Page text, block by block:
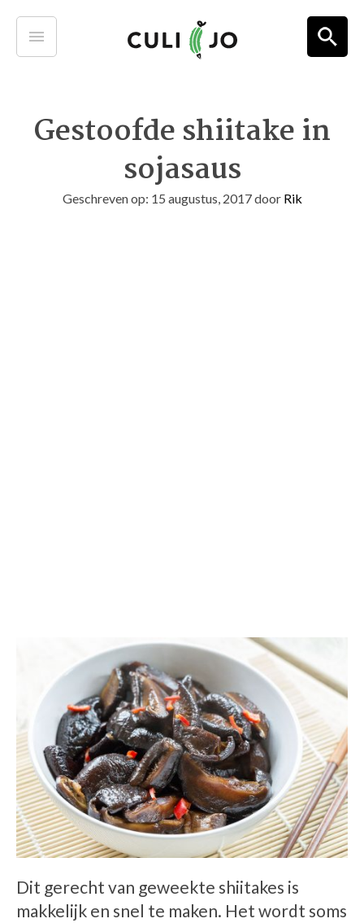
Gestoofde shiitake in
sojasaus
Geschreven op: 15 augustus, 2017door Rik
Dit gerecht van geweekte shiitakes is
makkelijk en snel te maken. Het wordt soms